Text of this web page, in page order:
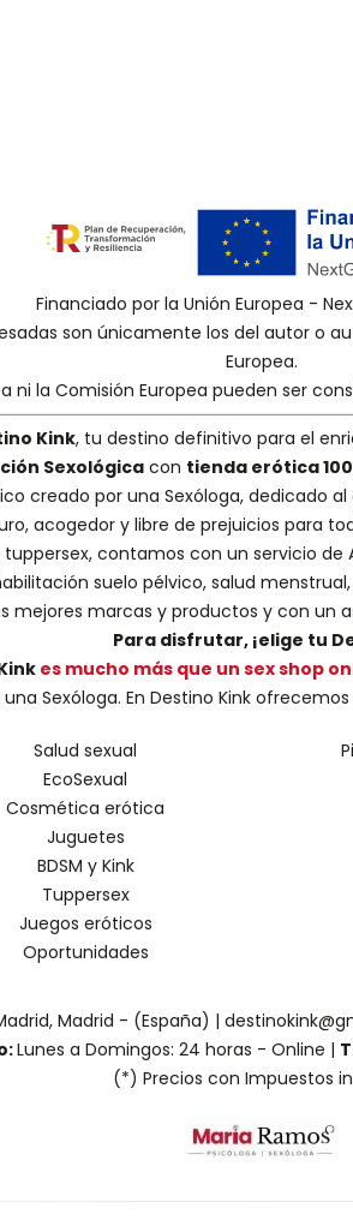
Financiado por la Unión Europea -
son únicamente los del autor o
Europea.
ni la Comisión Europea pueden ser
Kink, tu destino definitivo para el
Sexológica con tienda erótica
creado por una Sexóloga, dedicado
acogedor y libre de prejuicios para
, contamos con un servicio de
suelo pélvico, salud
mejores marcas y productos y con un
Para disfrutar, ¡elige tu
es mucho más que un sex shop
Sexóloga. En Destino Kink
Salud sexual
EcoSexual
Cosmética erótica
Juguetes
BDSM y Kink
Tuppersex
Juegos eróticos
Oportunidades
Madrid - (España) |
Lunes a Domingos: 24 horas - Online |
(*) Precios con Impuestos